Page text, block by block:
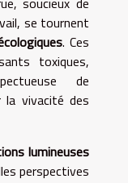
se tournent
. Ces
toxiques,
de
la vivacité des
lumineuses
perspectives